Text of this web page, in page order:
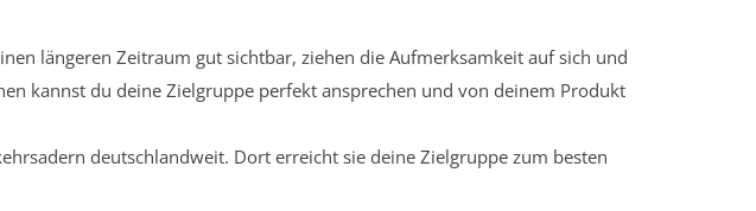
längeren Zeitraum gut sichtbar, ziehen die Aufmerksamkeit auf sich und
kannst du deine Zielgruppe perfekt ansprechen und von deinem Produkt
deutschlandweit. Dort erreicht sie deine Zielgruppe zum besten